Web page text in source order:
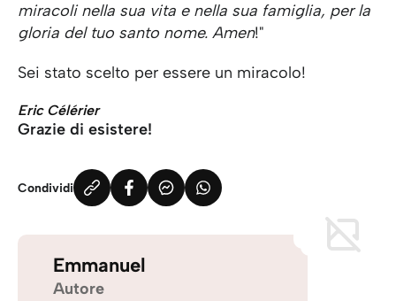
miracoli nella sua vita e nella sua famiglia, per la
gloria del tuo santo nome. Amen!"
Sei stato scelto per essere un miracolo!
Eric Célérier
Grazie di esistere!
Condividi
Emmanuel
Autore